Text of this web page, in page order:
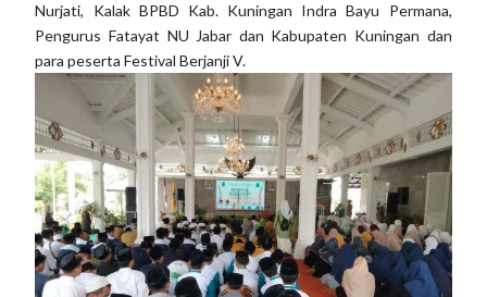
Nurjati, Kalak BPBD Kab. Kuningan Indra Bayu Permana,
Pengurus Fatayat NU Jabar dan Kabupaten Kuningan dan
para peserta Festival Berjanji V.